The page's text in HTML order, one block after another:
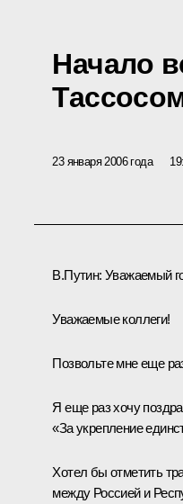
Начало
23 января 2006 года
В.Путин: Уважаемый
Уважаемые коллеги!
Позвольте мне еще
Я еще раз хочу
«За укрепление
Хотел бы отметить
между Россией и